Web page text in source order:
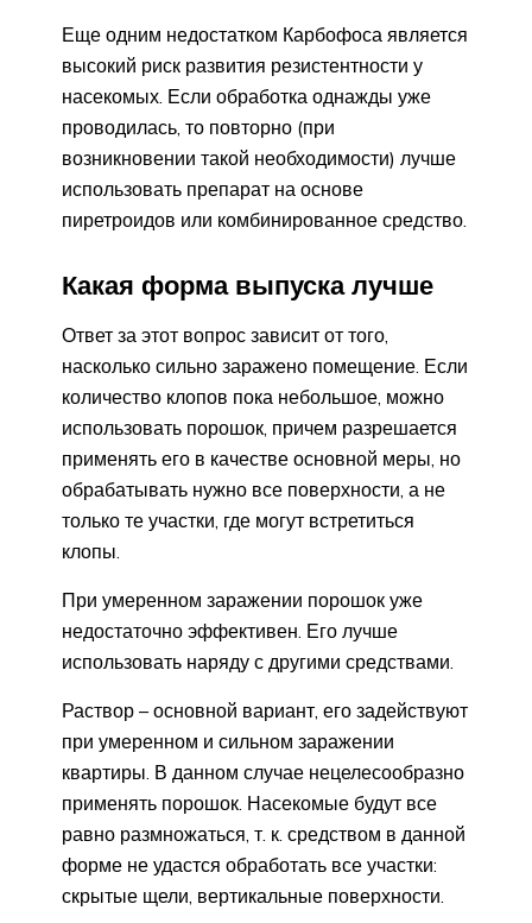
Еще одним недостатком Карбофоса является
высокий риск развития резистентности у
насекомых. Если обработка однажды уже
проводилась, то повторно (при
возникновении такой необходимости) лучше
использовать препарат на основе
пиретроидов или комбинированное средство.
Какая форма выпуска лучше
Ответ за этот вопрос зависит от того,
насколько сильно заражено помещение. Если
количество клопов пока небольшое, можно
использовать порошок, причем разрешается
применять его в качестве основной меры, но
обрабатывать нужно все поверхности, а не
только те участки, где могут встретиться
клопы.
При умеренном заражении порошок уже
недостаточно эффективен. Его лучше
использовать наряду с другими средствами.
Раствор – основной вариант, его задействуют
при умеренном и сильном заражении
квартиры. В данном случае нецелесообразно
применять порошок. Насекомые будут все
равно размножаться, т. к. средством в данной
форме не удастся обработать все участки:
скрытые щели, вертикальные поверхности.